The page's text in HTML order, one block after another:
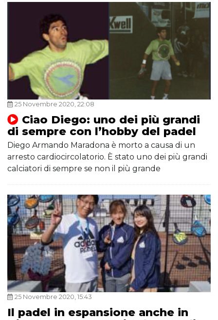
25 Novembre 2020, 22:08
Ciao Diego: uno dei più grandi
di sempre con l’hobby del padel
Diego Armando Maradona è morto a causa di un
arresto cardiocircolatorio. È stato uno dei più grandi
calciatori di sempre se non il più grande
25 Novembre 2020, 15:43
Il padel in espansione anche in